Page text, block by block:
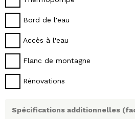
Bord de l'eau
Accès à l'eau
Flanc de montagne
Rénovations